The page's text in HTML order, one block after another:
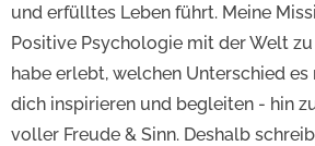
und erfülltes Leben führt. Meine
Positive Psychologie mit der Welt
habe erlebt, welchen Unterschied
dich inspirieren und begleiten - hin
voller Freude & Sinn. Deshalb